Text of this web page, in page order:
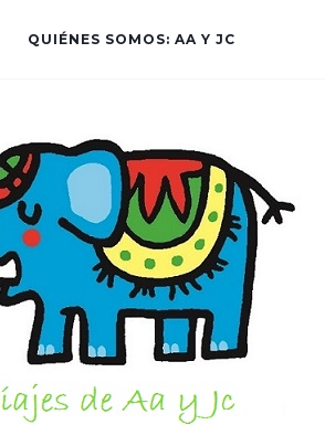
QUIÉNES SOMOS: AA Y JC